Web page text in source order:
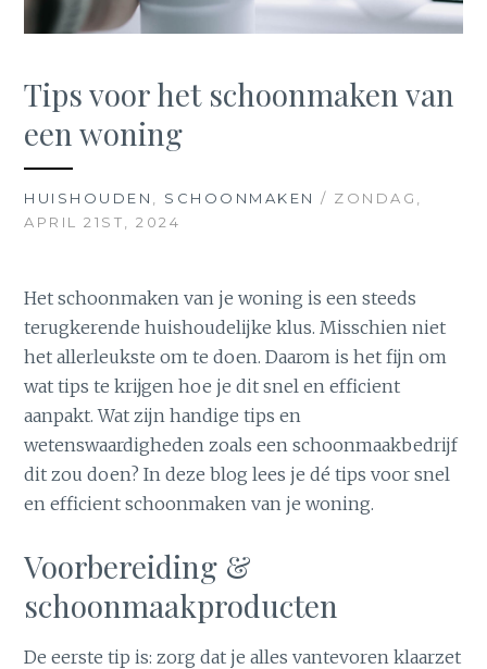
Tips voor het schoonmaken van
een woning
HUISHOUDEN , SCHOONMAKEN / ZONDAG,
APRIL 21ST, 2024
Het schoonmaken van je woning is een steeds
terugkerende huishoudelijke klus. Misschien niet
het allerleukste om te doen. Daarom is het fijn om
wat tips te krijgen hoe je dit snel en efficient
aanpakt. Wat zijn handige tips en
wetenswaardigheden zoals een schoonmaakbedrijf
dit zou doen? In deze blog lees je dé tips voor snel
en efficient schoonmaken van je woning.
Voorbereiding &
schoonmaakproducten
De eerste tip is: zorg dat je alles vantevoren klaarzet